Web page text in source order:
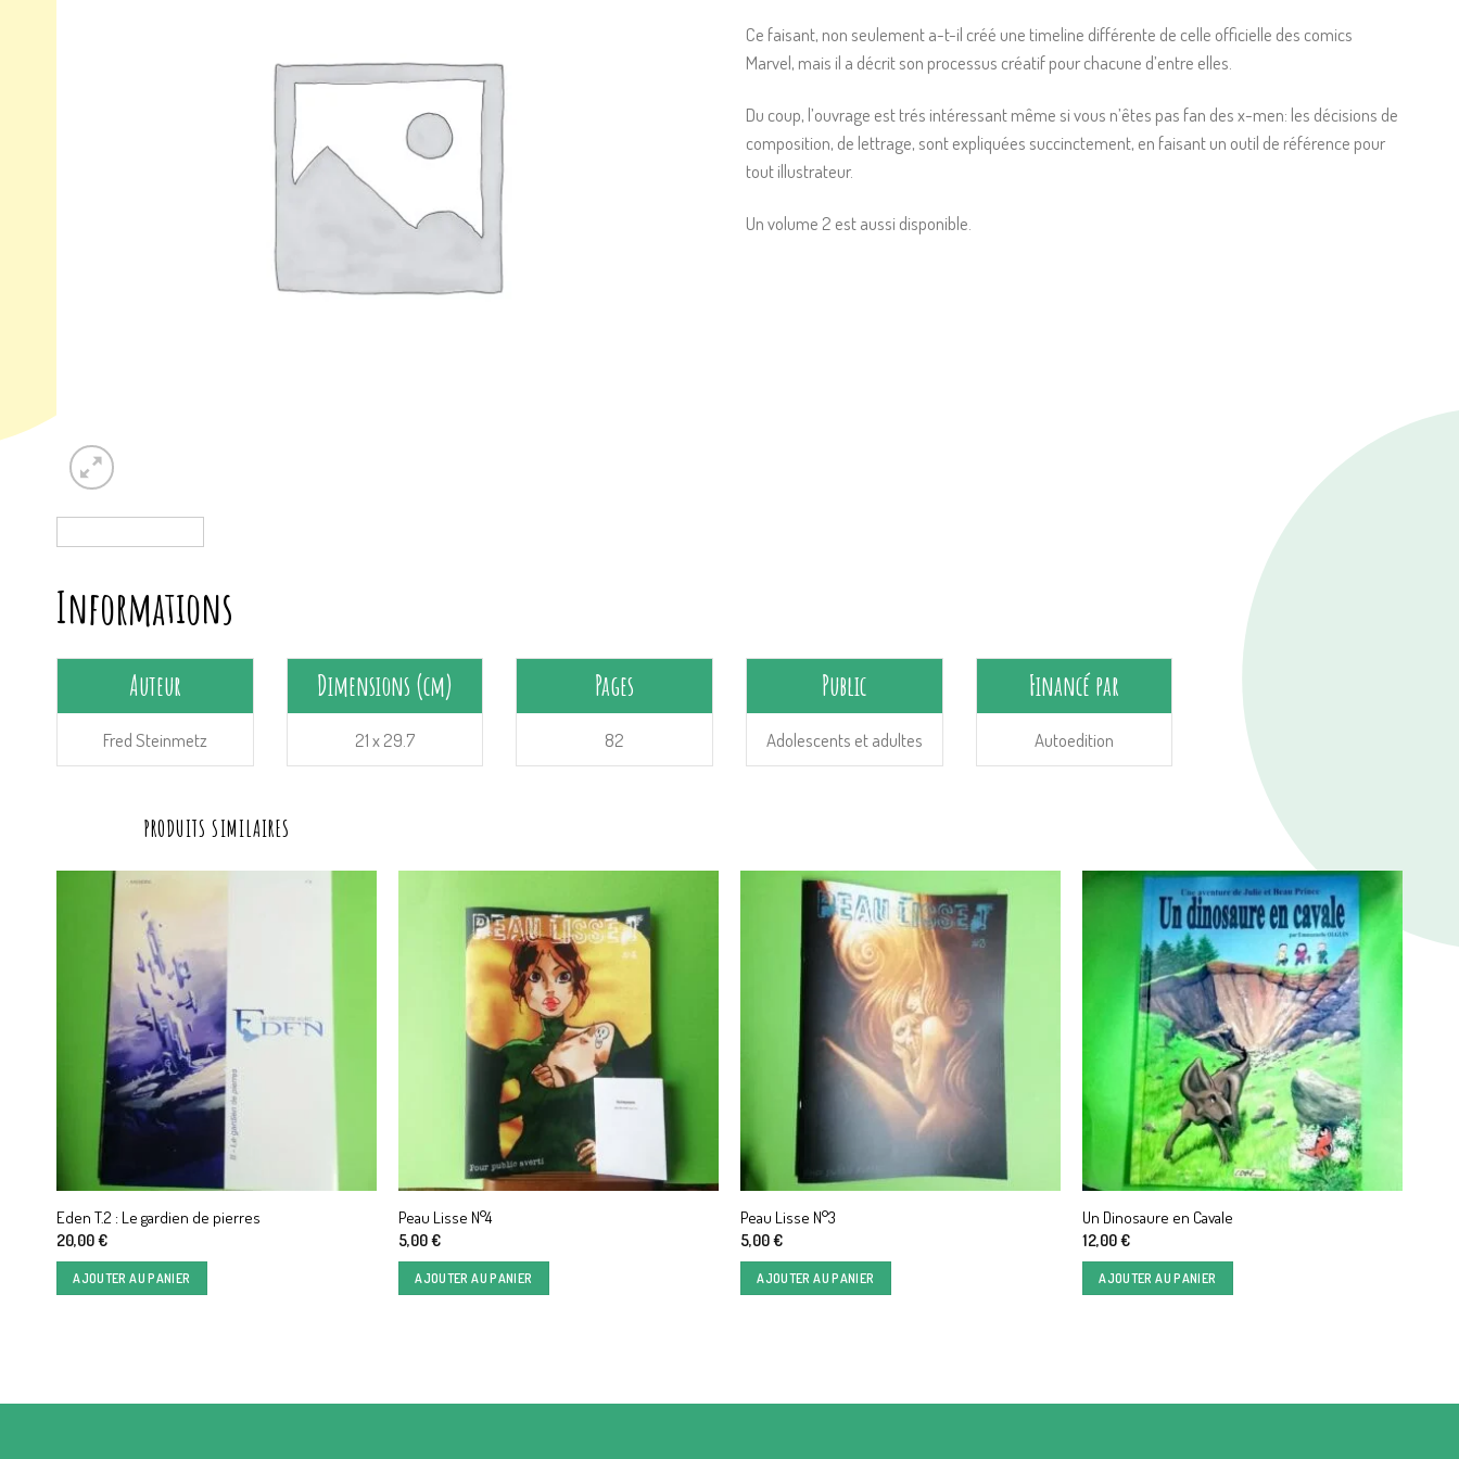
Ce faisant, non seulement a-t-il créé une timeline différente de celle officielle des comics
Marvel, mais il a décrit son processus créatif pour chacune d’entre elles.
Du coup, l’ouvrage est trés intéressant même si vous n’êtes pas fan des x-men: les décisions de
composition, de lettrage, sont expliquées succinctement, en faisant un outil de référence pour
tout illustrateur.
Un volume 2 est aussi disponible.
Informations
Auteur
Fred Steinmetz
Dimensions (cm)
21 x 29.7
Pages
82
Public
Adolescents et adultes
Financé par
Autoedition
PRODUITS SIMILAIRES
Eden T.2 : Le gardien de pierres
20,00€
AJOUTER AU PANIER
Peau Lisse N°4
5,00€
AJOUTER AU PANIER
Peau Lisse N°3
5,00€
AJOUTER AU PANIER
Un Dinosaure en Cavale
12,00€
AJOUTER AU PANIER